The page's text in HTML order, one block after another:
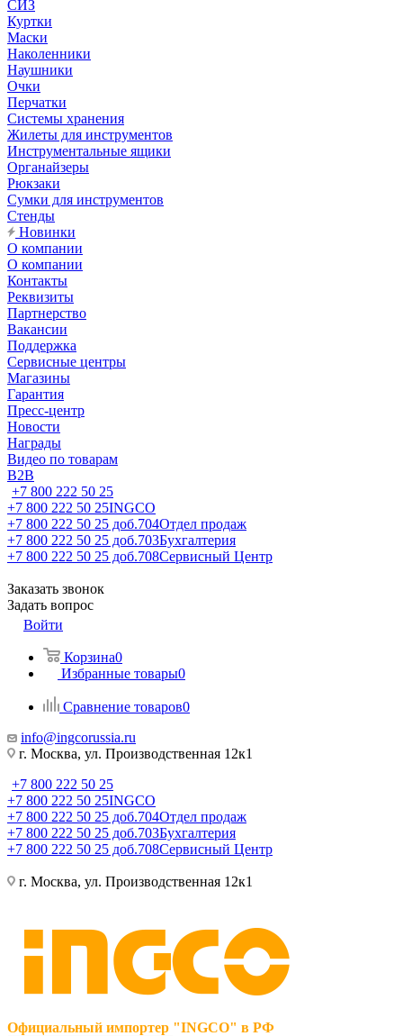
СИЗ
Куртки
Маски
Наколенники
Наушники
Очки
Перчатки
Системы хранения
Жилеты для инструментов
Инструментальные ящики
Органайзеры
Рюкзаки
Сумки для инструментов
Стенды
Новинки
О компании
О компании
Контакты
Реквизиты
Партнерство
Вакансии
Поддержка
Сервисные центры
Магазины
Гарантия
Пресс-центр
Новости
Награды
Видео по товарам
B2B
+7 800 222 50 25
+7 800 222 50 25INGCO
+7 800 222 50 25 доб.704Отдел продаж
+7 800 222 50 25 доб.703Бухгалтерия
+7 800 222 50 25 доб.708Сервисный Центр
Заказать звонок
Задать вопрос
Войти
Корзина0
Избранные товары0
Сравнение товаров0
info@ingcorussia.ru
г. Москва, ул. Производственная 12к1
+7 800 222 50 25
+7 800 222 50 25INGCO
+7 800 222 50 25 доб.704Отдел продаж
+7 800 222 50 25 доб.703Бухгалтерия
+7 800 222 50 25 доб.708Сервисный Центр
г. Москва, ул. Производственная 12к1
Официальный импортер "INGCO" в РФ